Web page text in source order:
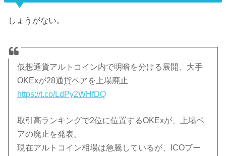
しょうがない。
仮想通貨アルトコイン内で明暗を分ける展開、大手
OKExが28通貨ペアを上場廃止
https://t.co/LdPy2WHfDQ
取引高ランキングで2位に位置するOKExが、上場ペ
アの廃止を発表。
現在アルトコイン相場は急騰しているが、ICOブー